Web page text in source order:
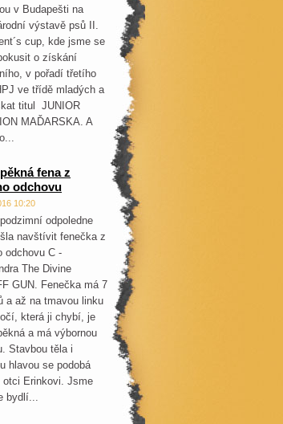
v Budapešti na
výstavě psů II.
cup, kde jsme se
o získání
v pořadí třetího
ve třídě mladých a
titul JUNIOR
MAĎARSKA. A
fena z
odchovu
10:20
odpoledne
navštívit fenečka z
odchovu C -
The Divine
GUN. Fenečka má 7
a až na tmavou linku
která ji chybí, je
a má výbornou
Stavbou těla i
hlavou se podobá
otci Erinkovi. Jsme
bydlí...